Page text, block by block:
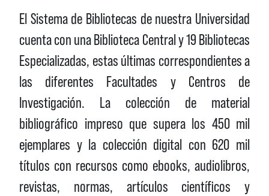
El Sistema de Bibliotecas de nuestra Universidad
cuenta con una Biblioteca Central y 19 Bibliotecas
Especializadas, estas últimas correspondientes a
las diferentes Facultades y Centros de
Investigación. La colección de material
bibliográfico impreso que supera los 450 mil
ejemplares y la colección digital con 620 mil
títulos con recursos como ebooks, audiolibros,
revistas, normas, artículos científicos y